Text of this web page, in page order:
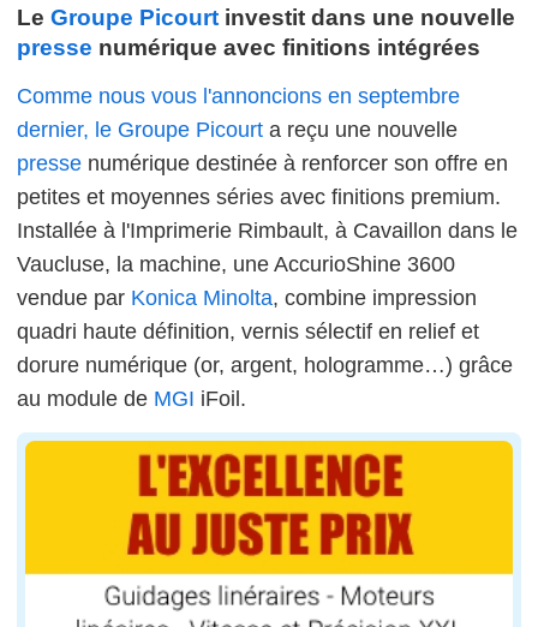
Le Groupe Picourt investit dans une nouvelle
presse numérique avec finitions intégrées
Comme nous vous l'annoncions en septembre
dernier, le Groupe Picourt a reçu une nouvelle
presse numérique destinée à renforcer son offre en
petites et moyennes séries avec finitions premium.
Installée à l'Imprimerie Rimbault, à Cavaillon dans le
Vaucluse, la machine, une AccurioShine 3600
vendue par Konica Minolta, combine impression
quadri haute définition, vernis sélectif en relief et
dorure numérique (or, argent, hologramme…) grâce
au module de MGI iFoil.